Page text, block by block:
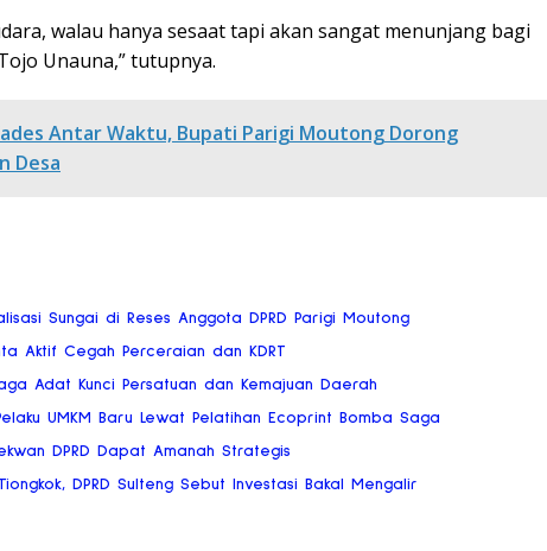
walau hanya sesaat tapi akan sangat menunjang bagi
Unauna,” tutupnya.
Antar Waktu, Bupati Parigi Moutong Dorong
Desa
Sungai di Reses Anggota DPRD Parigi Moutong
Aktif Cegah Perceraian dan KDRT
Adat Kunci Persatuan dan Kemajuan Daerah
UMKM Baru Lewat Pelatihan Ecoprint Bomba Saga
DPRD Dapat Amanah Strategis
DPRD Sulteng Sebut Investasi Bakal Mengalir